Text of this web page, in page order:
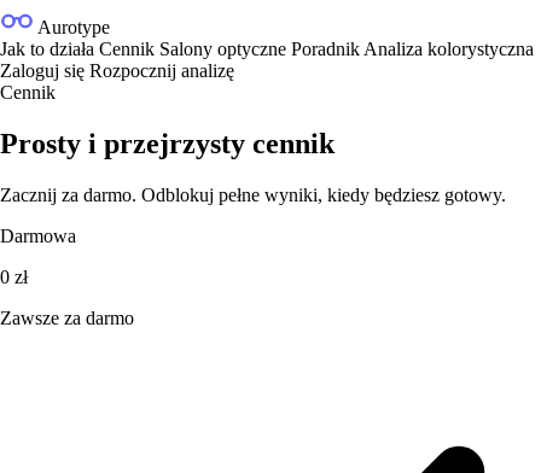
Aurotype
Jak to działa Cennik Salony optyczne Poradnik Analiza kolorystyczna
Zaloguj się Rozpocznij analizę
Cennik
Prosty i przejrzysty cennik
Zacznij za darmo. Odblokuj pełne wyniki, kiedy będziesz gotowy.
Darmowa
0 zł
Zawsze za darmo